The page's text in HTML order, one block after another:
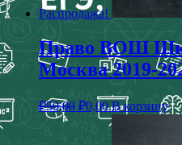
Распродажа!
Право ВОШ
Москва 2019-
₽50,00 ₽0,00 В корзину